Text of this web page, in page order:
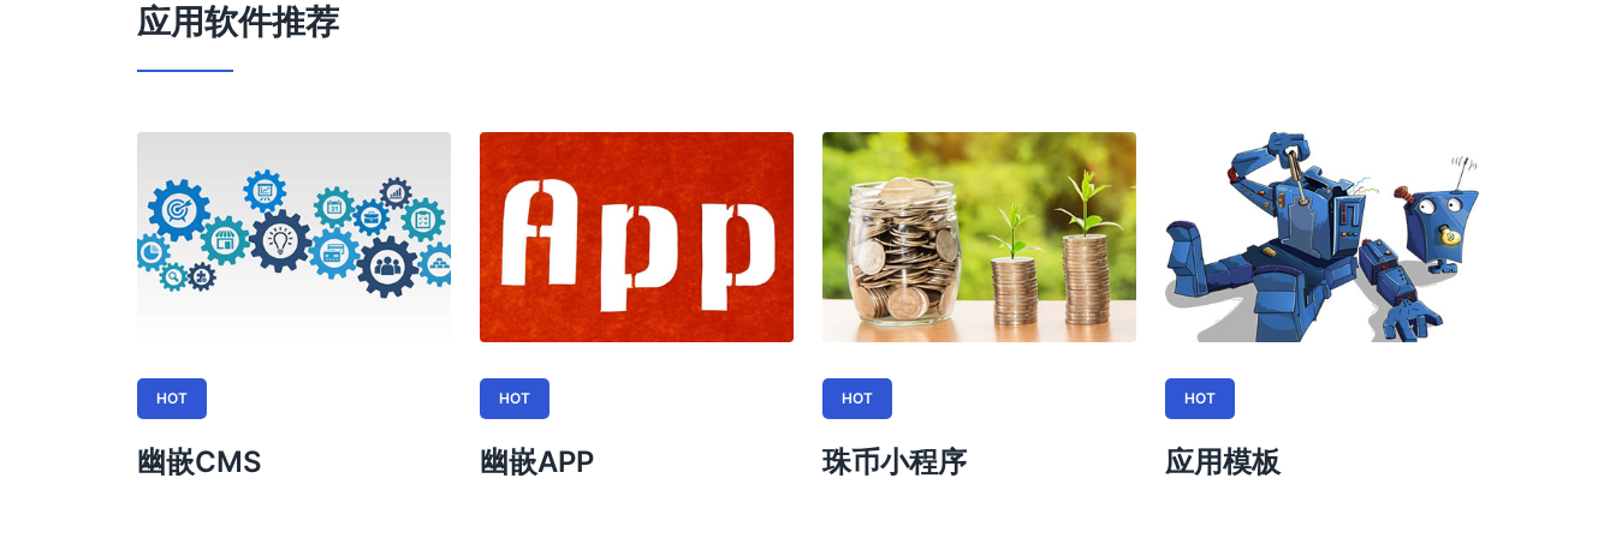
应用软件推荐
HOT
幽嵌CMS
HOT
幽嵌APP
HOT
珠币小程序
HOT
应用模板